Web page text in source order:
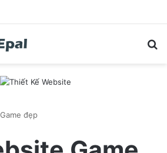
đẹp